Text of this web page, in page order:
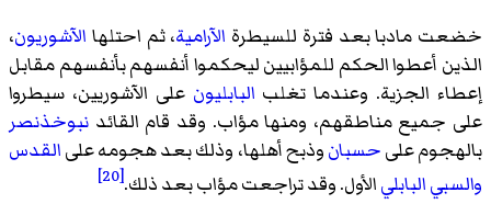
خضعت مادبا بعد فترة للسيطرة الآرامية، ثم احتلها الآشوريون،
الذين أعطوا الحكم للمؤابيين ليحكموا أنفسهم بأنفسهم مقابل
إعطاء الجزية. وعندما تغلب البابليون على الآشوريين، سيطروا
على جميع مناطقهم، ومنها مؤاب. وقد قام القائد نبوخذنصر
بالهجوم علىحسبانوذبح أهلها، وذلك بعد هجومه علىالقدس
والسبي البابليالأول. وقد تراجعت مؤاب بعد ذلك.[20]